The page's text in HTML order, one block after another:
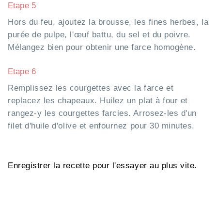
Etape 5
Hors du feu, ajoutez la brousse, les fines herbes, la
purée de pulpe, l'œuf battu, du sel et du poivre.
Mélangez bien pour obtenir une farce homogène.
Etape 6
Remplissez les courgettes avec la farce et
replacez les chapeaux. Huilez un plat à four et
rangez-y les courgettes farcies. Arrosez-les d'un
filet d'huile d'olive et enfournez pour 30 minutes.
Enregistrer la recette pour l'essayer au plus vite.